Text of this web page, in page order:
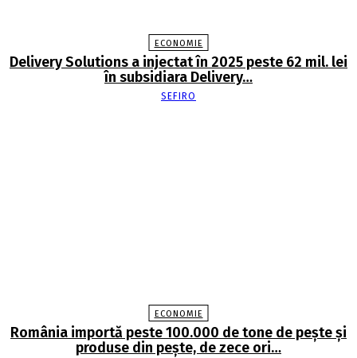
ECONOMIE
Delivery Solutions a injectat în 2025 peste 62 mil. lei
în subsidiara Delivery…
SEFIRO
ECONOMIE
România importă peste 100.000 de tone de peşte şi
produse din peşte, de zece ori…